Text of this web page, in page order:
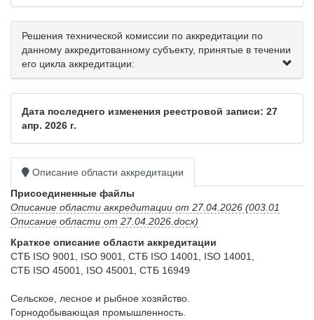
Решения технической комиссии по аккредитации по
данному аккредитованному субъекту, принятые в течении
его цикла аккредитации:
Дата последнего изменения реестровой записи: 27
апр. 2026 г.
Описание области аккредитации
Присоединенные файлы
Описание области аккредитации от 27.04.2026 (003.01
Описание области от 27.04.2026.docx)
Краткое описание области аккредитации
СТБ ISO 9001, ISO 9001, СТБ ISO 14001, ISO 14001,
СТБ ISO 45001, ISO 45001, СТБ 16949
Сельское, лесное и рыбное хозяйство.
Горнодобывающая промышленность.